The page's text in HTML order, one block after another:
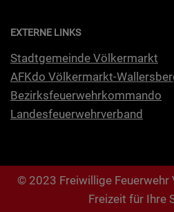
EXTERNE LINKS
Stadt­ge­mein­de Völkermarkt
AFKdo Völ­ker­markt-
Bezirks­feu­er­wehr­kom­man­do
Lan­des­feu­er­wehr­ver­band
© 2023 Freiwillige Feuerwehr
Freizeit für Ihre